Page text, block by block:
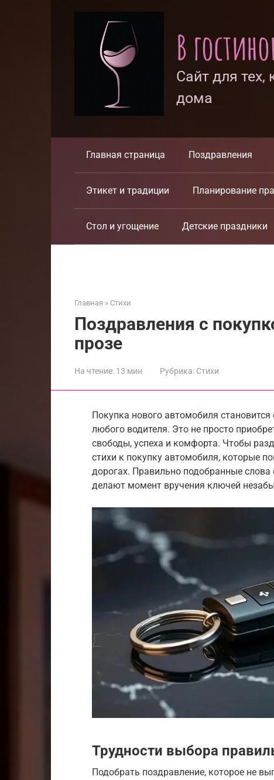
В
Сайт для тех,
дома
Главная страница Поздравления
Этикет и традиции Планирование
Стол и угощение Детские праздники
Главная » Стихи
Поздравления с
прозе
На чтение: 13 мин Рубрика: Стихи
Покупка нового автомобиля
любого водителя. Это не просто
свободы, успеха и комфорта. Чтобы
стихи к покупку автомобиля, которые
дорогах. Правильно подобранные
делают момент вручения ключей
Трудности выбора
Подобрать поздравление, которое не